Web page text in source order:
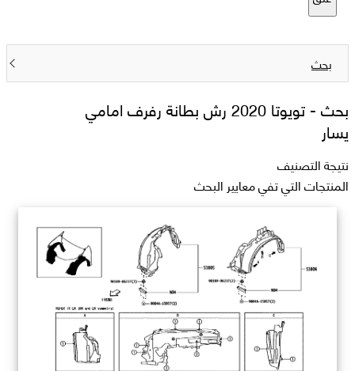
بحث
بحث - تويوتا 2020 رش بطانة رفرف امامي
يسار
نتيجة التصنيف
المنتجات التي تفي معايير البحث